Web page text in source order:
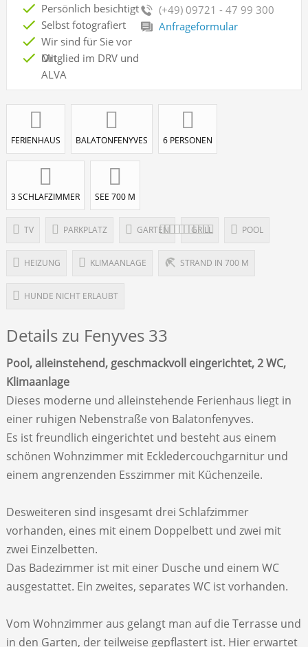
Persönlich besichtigt
Selbst fotografiert
Wir sind für Sie vor
Ort
Mitglied im DRV und
ALVA
(+49) 09721 - 47 99 300
Anfrageformular
FERIENHAUS BALATONFENYVES 6 PERSONEN
3 SCHLAFZIMMER SEE 700 M
TV PARKPLATZ GARTEN GRILL POOL
HEIZUNG KLIMAANLAGE STRAND IN 700 M
HUNDE NICHT ERLAUBT
Details zu Fenyves 33
Pool, alleinstehend, geschmackvoll eingerichtet, 2 WC,
Klimaanlage
Dieses moderne und alleinstehende Ferienhaus liegt in
einer ruhigen Nebenstraße von Balatonfenyves.
Es ist freundlich eingerichtet und besteht aus einem
schönen Wohnzimmer mit Eckledercouchgarnitur und
einem angrenzenden Esszimmer mit Küchenzeile.
Desweiteren sind insgesamt drei Schlafzimmer
vorhanden, eines mit einem Doppelbett und zwei mit
zwei Einzelbetten.
Das Badezimmer ist mit einer Dusche und einem WC
ausgestattet. Ein zweites, separates WC ist vorhanden.
Vom Wohnzimmer aus gelangt man auf die Terrasse und
in den Garten, der teilweise gepflastert ist. Hier erwartet